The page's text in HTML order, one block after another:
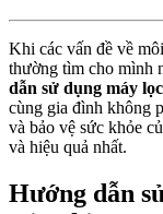
Khi các vấn đề về
thường tìm cho mình
dẫn sử dụng máy
cùng gia đình không
và bảo vệ sức khỏe
và hiệu quả nhất.
Hướng dẫn